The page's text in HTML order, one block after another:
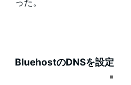
った。
BluehostのDNSを設定